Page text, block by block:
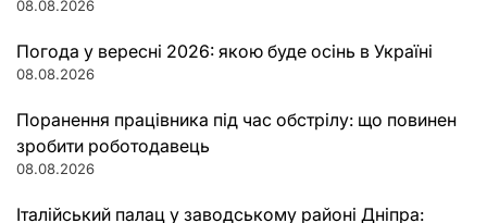
08.08.2026
Погода у вересні 2026: якою буде осінь в Україні
08.08.2026
Поранення працівника під час обстрілу: що повинен
зробити роботодавець
08.08.2026
Італійський палац у заводському районі Дніпра: